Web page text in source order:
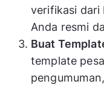
verifikasi dari
Anda resmi
Buat
template